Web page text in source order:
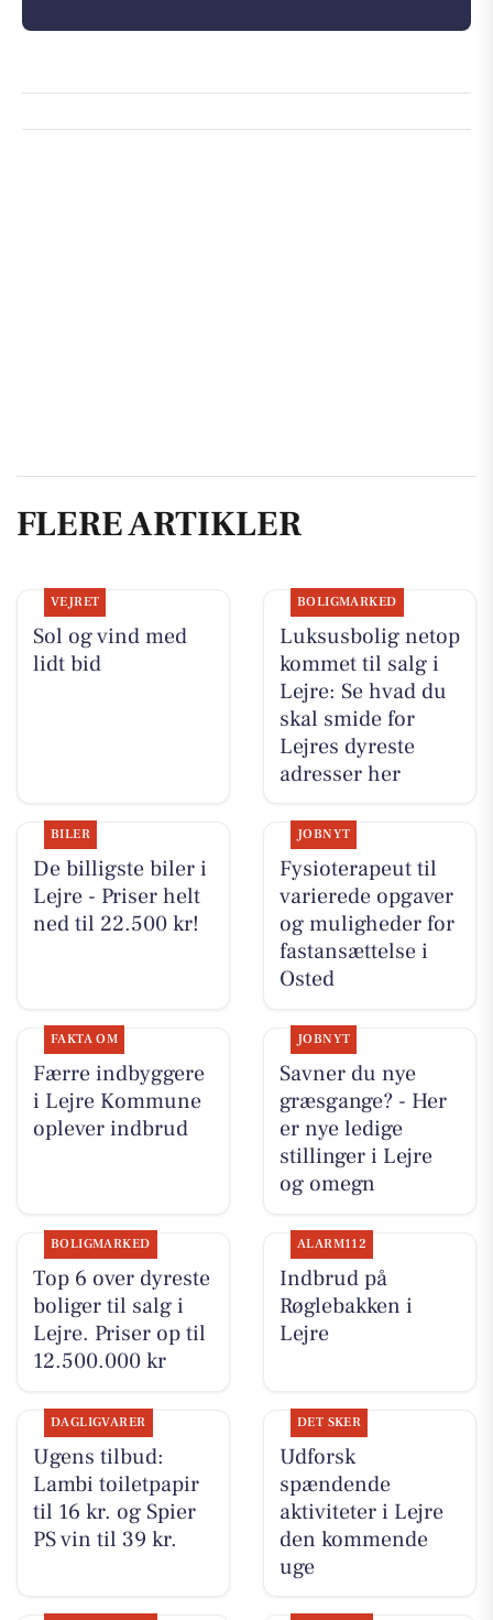
FLERE ARTIKLER
VEJRET
Sol og vind med
lidt bid
BOLIGMARKED
Luksusbolig netop
kommet til salg i
Lejre: Se hvad du
skal smide for
Lejres dyreste
adresser her
BILER
De billigste biler i
Lejre - Priser helt
ned til 22.500 kr!
JOBNYT
Fysioterapeut til
varierede opgaver
og muligheder for
fastansættelse i
Osted
FAKTA OM
Færre indbyggere
i Lejre Kommune
oplever indbrud
JOBNYT
Savner du nye
græsgange? - Her
er nye ledige
stillinger i Lejre
og omegn
BOLIGMARKED
Top 6 over dyreste
boliger til salg i
Lejre. Priser op til
12.500.000 kr
ALARM112
Indbrud på
Røglebakken i
Lejre
DAGLIGVARER
Ugens tilbud:
Lambi toiletpapir
til 16 kr. og Spier
PS vin til 39 kr.
DET SKER
Udforsk
spændende
aktiviteter i Lejre
den kommende
uge